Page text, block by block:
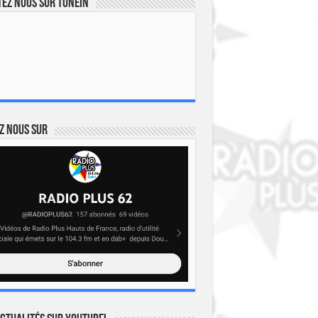
nous sur TuneIn
nous sur